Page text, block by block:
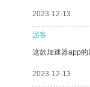
2023-12-13
游客
这款加速器app的
2023-12-13